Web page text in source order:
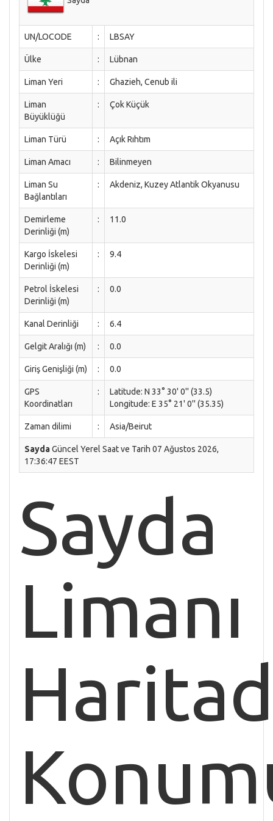
UN/LOCODE : LBSAY
Ülke : Lübnan
Liman Yeri : Ghazieh, Cenub ili
Liman
Büyüklüğü
: Çok Küçük
Liman Türü : Açık Rıhtım
Liman Amacı : Bilinmeyen
Liman Su
Bağlantıları
: Akdeniz, Kuzey Atlantik Okyanusu
Demirleme
Derinliği (m)
: 11.0
Kargo İskelesi
Derinliği (m)
: 9.4
Petrol İskelesi
Derinliği (m)
: 0.0
Kanal Derinliği : 6.4
Gelgit Aralığı (m) : 0.0
Giriş Genişliği (m) : 0.0
GPS
Koordinatları
:
Latitude: N 33° 30' 0'' (33.5)
Longitude: E 35° 21' 0'' (35.35)
Zaman dilimi : Asia/Beirut
SaydaGüncel Yerel Saat ve Tarih 07 Ağustos 2026,
17:36:47 EEST
Sayda
Limanı